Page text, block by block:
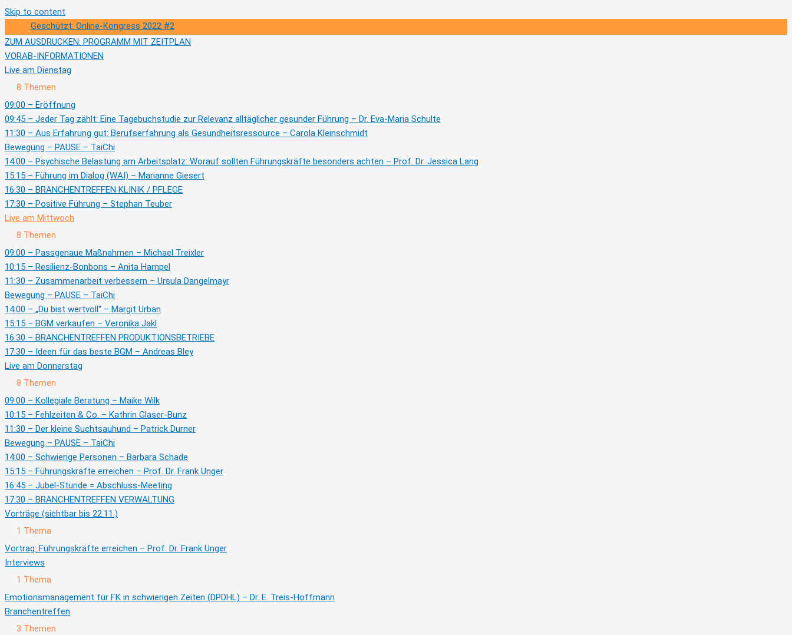
Skip to content
Geschützt: Online-Kongress 2022 #2
ZUM AUSDRUCKEN: PROGRAMM MIT ZEITPLAN
VORAB-INFORMATIONEN
Live am Dienstag
Ausklappen
Live
Dienstag
8 Themen
09:00 – Eröffnung
09:45 – Jeder Tag zählt: Eine Tagebuchstudie zur Relevanz alltäglicher gesunder Führung – Dr. Eva-Maria Schulte
11:30 – Aus Erfahrung gut: Berufserfahrung als Gesundheitsressource – Carola Kleinschmidt
Bewegung – PAUSE – TaiChi
14:00 – Psychische Belastung am Arbeitsplatz: Worauf sollten Führungskräfte besonders achten – Prof. Dr. Jessica Lang
15:15 – Führung im Dialog (WAI) – Marianne Giesert
16:30 – BRANCHENTREFFEN KLINIK / PFLEGE
17:30 – Positive Führung – Stephan Teuber
Live am Mittwoch
Zusammenklappen
Live
Mittwoch
8 Themen
09:00 – Passgenaue Maßnahmen – Michael Treixler
10:15 – Resilienz-Bonbons – Anita Hampel
11:30 – Zusammenarbeit verbessern – Ursula Dangelmayr
Bewegung – PAUSE – TaiChi
14:00 – „Du bist wertvoll“ – Margit Urban
15:15 – BGM verkaufen – Veronika Jakl
16:30 – BRANCHENTREFFEN PRODUKTIONSBETRIEBE
17:30 – Ideen für das beste BGM – Andreas Bley
Live am Donnerstag
Ausklappen
Live
Donnerstag
8 Themen
09:00 – Kollegiale Beratung – Maike Wilk
10:15 – Fehlzeiten & Co. – Kathrin Glaser-Bunz
11:30 – Der kleine Suchtsauhund – Patrick Durner
Bewegung – PAUSE – TaiChi
14:00 – Schwierige Personen – Barbara Schade
15:15 – Führungskräfte erreichen – Prof. Dr. Frank Unger
16:45 – Jubel-Stunde = Abschluss-Meeting
17:30 – BRANCHENTREFFEN VERWALTUNG
Vorträge (sichtbar bis 22.11.)
Ausklappen
Vorträge
bis
22.11.)
1 Thema
Vortrag: Führungskräfte erreichen – Prof. Dr. Frank Unger
Interviews
Ausklappen
Interviews
1 Thema
Emotionsmanagement für FK in schwierigen Zeiten (DPDHL) – Dr. E. Treis-Hoffmann
Branchentreffen
Ausklappen
Branchentreffen
3 Themen